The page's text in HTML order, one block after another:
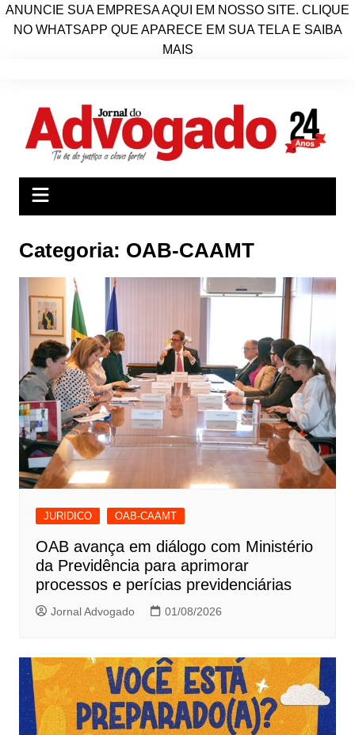
ANUNCIE SUA EMPRESA AQUI EM NOSSO SITE. CLIQUE
NO WHATSAPP QUE APARECE EM SUA TELA E SAIBA
MAIS
conteúdo
Categoria: OAB-CAAMT
JURIDICO OAB-CAAMT
OAB avança em diálogo com Ministério
da Previdência para aprimorar
processos e perícias previdenciárias
Jornal Advogado 01/08/2026